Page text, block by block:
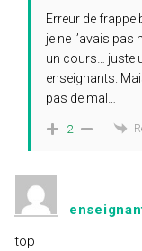
Erreur de frappe
je ne l’avais pas
un cours… juste
enseignants.
pas de mal…
2
top